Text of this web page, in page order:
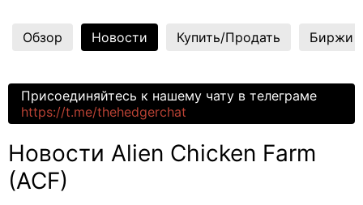
Обзор Новости Купить/Продать Биржи
Присоединяйтесь к нашему чату в телеграме
https://t.me/thehedgerchat
Новости Alien Chicken Farm
(ACF)